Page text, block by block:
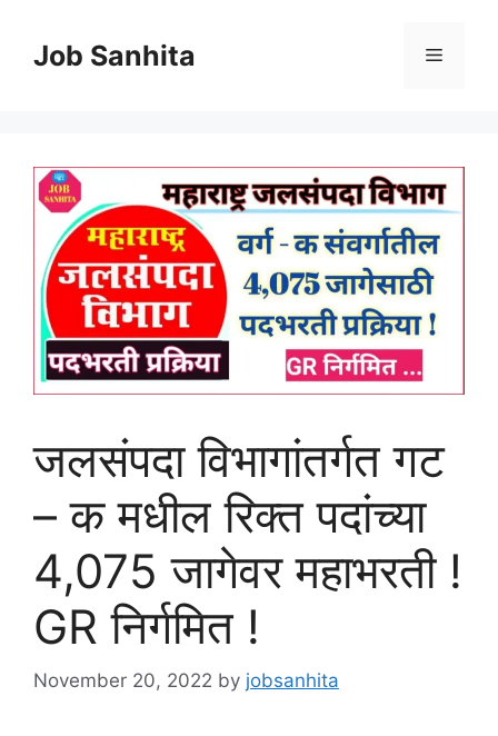
contentJob Sanhita Menu
जलसंपदा विभागांतर्गत गट
– क मधील रिक्त पदांच्या
4,075 जागेवर महाभरती !
GR निर्गमित !
November 20, 2022 by jobsanhita